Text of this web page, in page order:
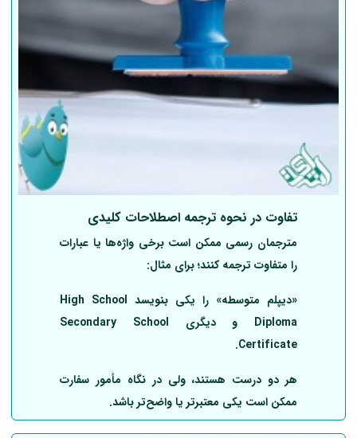
تفاوت در نحوه ترجمه اصطلاحات کلیدی
مترجمان رسمی ممکن است برخی واژه‌ها یا عبارات
را متفاوت ترجمه کنند؛ برای مثال:
«دیپلم متوسطه» را یکی بنویسد High School
Diploma و دیگری Secondary School
Certificate.
هر دو درست هستند، ولی در نگاه مأمور سفارت
ممکن است یکی معتبرتر یا واضح‌تر باشد.